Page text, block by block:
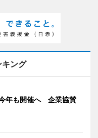
キング
今年も開催へ 企業協賛